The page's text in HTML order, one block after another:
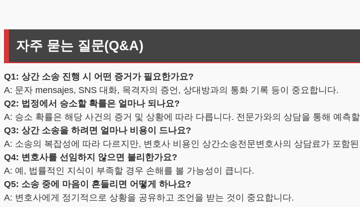
자주 묻는 질문(Q&A)
Q1: 상간 소송 진행 시 어떤 증거가 필요한가요?
A: 문자 mensajes, SNS 대화, 목격자의 증언, 상대방과의 통화 기록 등이 중요합니다.
Q2: 법정에서 승소할 확률은 얼마나 되나요?
A: 승소 확률은 해당 사건의 증거 및 상황에 따라 다릅니다. 전문가와의 상담을 통해 예측
Q3: 상간 소송을 하려면 얼마나 비용이 드나요?
A: 소송의 복잡성에 따라 다르지만, 변호사 비용인 상간소송전문변호사의 상담료가 포함
Q4: 변호사를 선임하지 않으면 불리한가요?
A: 예, 법률적인 지식이 부족할 경우 손해를 볼 가능성이 큽니다.
Q5: 소송 중에 마음이 흔들리면 어떻게 하나요?
A: 변호사에게 정기적으로 상황을 공유하고 조언을 받는 것이 중요합니다.